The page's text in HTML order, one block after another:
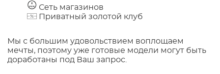
Сеть магазинов
Приватный золотой клуб
Мы с большим удовольствием воплощаем
мечты, поэтому уже готовые модели могут быть
доработаны под Ваш запрос.